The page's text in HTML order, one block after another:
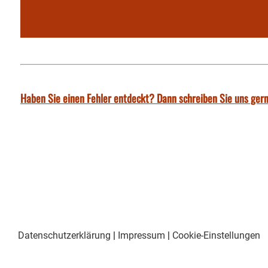
Haben Sie einen Fehler entdeckt? Dann schreiben Sie uns
Datenschutzerklärung | Impressum | Cookie-Einstellungen